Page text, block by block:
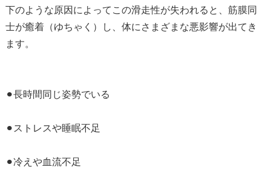
下のような原因によってこの滑走性が失われると、筋膜同
士が癒着（ゆちゃく）し、体にさまざまな悪影響が出てき
ます。
⚫︎長時間同じ姿勢でいる
⚫︎ストレスや睡眠不足
⚫︎冷えや血流不足